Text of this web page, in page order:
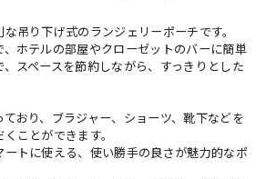
吊り下げ式のランジェリーポーチです。
、ホテルの部屋やクローゼットのバーに簡単
スペースを節約しながら、すっきりとした
おり、ブラジャー、ショーツ、靴下などを
ことができます。
トに使える、使い勝手の良さが魅力的なポ